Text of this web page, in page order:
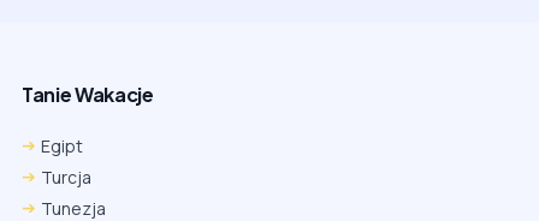
Tanie Wakacje
Egipt
Turcja
Tunezja